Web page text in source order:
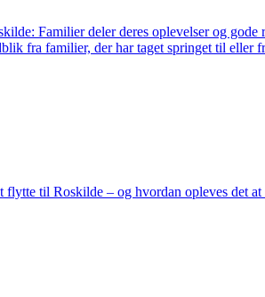
Familier deler deres oplevelser og gode
fra familier, der har taget springet til eller
til Roskilde – og hvordan opleves det